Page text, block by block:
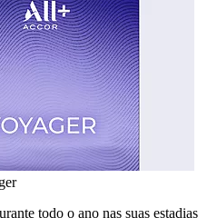
todo o ano nas suas estadias